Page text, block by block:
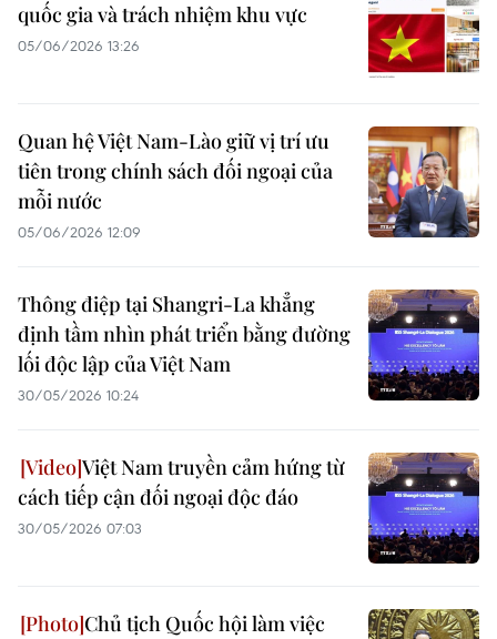
quốc gia và trách nhiệm khu vực
05/06/2026 13:26
Quan hệ Việt Nam-Lào giữ vị trí ưu
tiên trong chính sách đối ngoại của
mỗi nước
05/06/2026 12:09
Thông điệp tại Shangri-La khẳng
định tầm nhìn phát triển bằng đường
lối độc lập của Việt Nam
30/05/2026 10:24
Việt Nam truyền cảm hứng từ
cách tiếp cận đối ngoại độc đáo
30/05/2026 07:03
Chủ tịch Quốc hội làm việc